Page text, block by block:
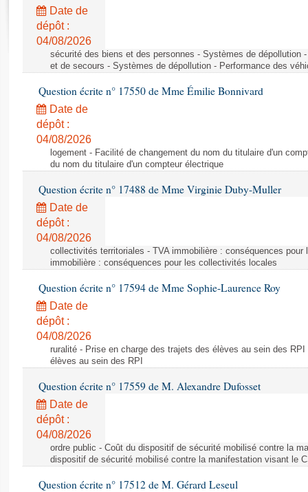
Rapports législatifs
Rapports sur l'application des lois
Baromètre de l’application des lois
Dossiers législatifs
Budget et sécurité sociale
Questions écrites et orales
Comptes rendus des débats
Date de
dépôt :
04/08/2026
sécurité des biens et des personnes - Systèmes de dépollution
et de secours - Systèmes de dépollution - Performance des
Question écrite n° 17550 de Mme Émilie Bonnivard
Date de
dépôt :
04/08/2026
logement - Facilité de changement du nom du titulaire d'un
du nom du titulaire d'un compteur électrique
Question écrite n° 17488 de Mme Virginie Duby-Muller
Date de
dépôt :
04/08/2026
collectivités territoriales - TVA immobilière : conséquences
immobilière : conséquences pour les collectivités locales
Question écrite n° 17594 de Mme Sophie-Laurence Roy
Date de
dépôt :
04/08/2026
ruralité - Prise en charge des trajets des élèves au sein des
élèves au sein des RPI
Question écrite n° 17559 de M. Alexandre Dufosset
Date de
dépôt :
04/08/2026
ordre public - Coût du dispositif de sécurité mobilisé contre la
dispositif de sécurité mobilisé contre la manifestation visant le
Question écrite n° 17512 de M. Gérard Leseul